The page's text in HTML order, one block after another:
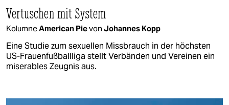
Vertuschen mit System
KolumneAmerican Pievon Johannes Kopp
Eine Studie zum sexuellen Missbrauch in der höchsten
US-Frauenfußballliga stellt Verbänden und Vereinen ein
miserables Zeugnis aus.